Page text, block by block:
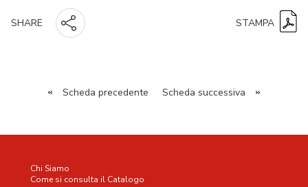
SHARE STAMPA
« Scheda precedente Scheda successiva »
Chi Siamo
Come si consulta il Catalogo